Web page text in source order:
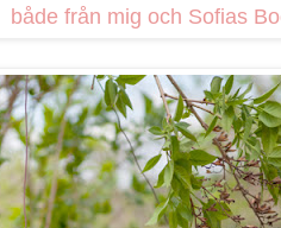
både från mig och Sofias